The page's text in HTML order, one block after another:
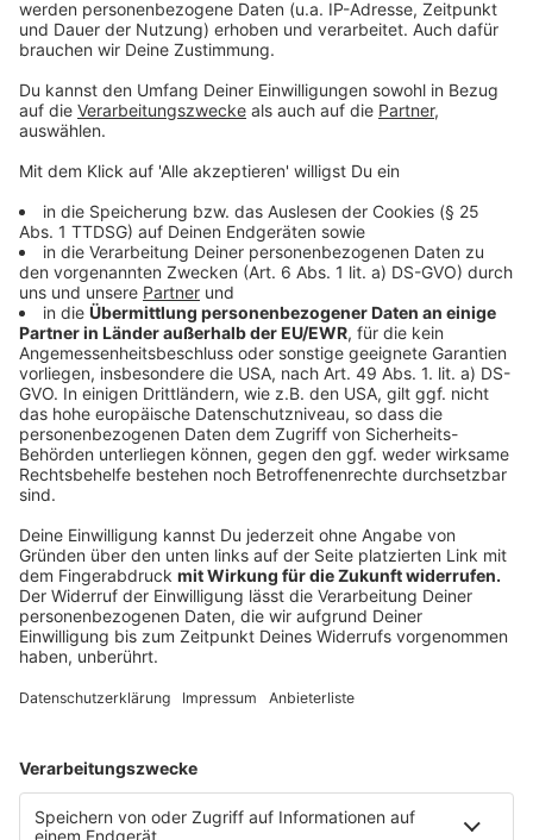
Angebote innerhalb von 24 Stunden. Preise
sollten mit klassischen
Vergleichsportalen
günstigste Preis am Ende auch wirklich gefunden
wird.
Etwas, das auch zu solchen Shoppingtagen
Balken oder eine
dass das Angebot nur begrenzt gültig ist, es
möglicherweise nur noch wenige Exemplare gibt.
Die Verbraucherzentrale weiß: Potentielle
Käuferinnen und Käufer sollen so
unter Druck
gesetzt werden und zum "Kauf gezwungen"
werden. Das muss nicht sein.
Gekaufte Sachen können immer zurückgegeben
werden, wenn etwas nicht stimmt oder es doch
generell zu teuer war. Diese Sachen könnenbis zu
14 Tagenach dem Kauf zurückgegeben werden.
Cookies regelmäßig löschen und sparsam mit
Daten sein, ist ein weiterer Tipp der
Verbraucherzenrale. Denn immer mehr
Unternehmen wissen, wie sich die potenzielle
Kundschaft informiert und was sie in der digitalen
anhand der gesammelten Daten entsprechend
man ausprobieren, wie das funktioniert. Welche
Produkte kriegen wir überhaupt noch zu Gesicht
und was kosten sie?